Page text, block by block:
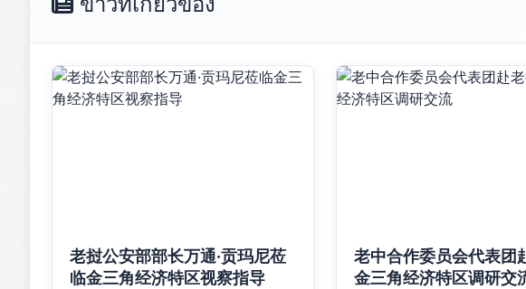
老挝公安部部长万通·贡玛尼莅
临金三角经济特区视察指导
老中合作委员会代表团
金三角经济特区调研交